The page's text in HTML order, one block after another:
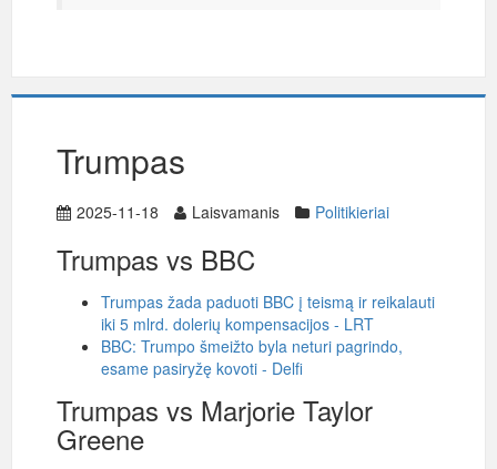
Trumpas
2025-11-18 Laisvamanis Politikieriai
Trumpas vs BBC
Trumpas žada paduoti BBC į teismą ir reikalauti
iki 5 mlrd. dolerių kompensacijos - LRT
BBC: Trumpo šmeižto byla neturi pagrindo,
esame pasiryžę kovoti - Delfi
Trumpas vs Marjorie Taylor
Greene